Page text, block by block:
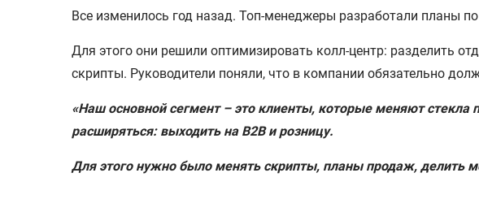
Все изменилось год назад. Топ-менеджеры разработали планы
Для этого они решили оптимизировать колл-центр: разделить
скрипты. Руководители поняли, что в компании обязательно
«‎Наш основной сегмент – это клиенты, которые меняют стекла
расширяться: выходить на B2B и розницу.
Для этого нужно было менять скрипты, планы продаж, делить